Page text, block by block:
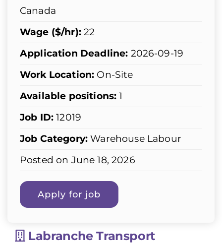
Canada
Wage ($/hr):22
Application Deadline: 2026-09-19
Work Location: On-Site
Available positions: 1
Job ID: 12019
Job Category: Warehouse Labour
Posted on June 18, 2026
Labranche Transport